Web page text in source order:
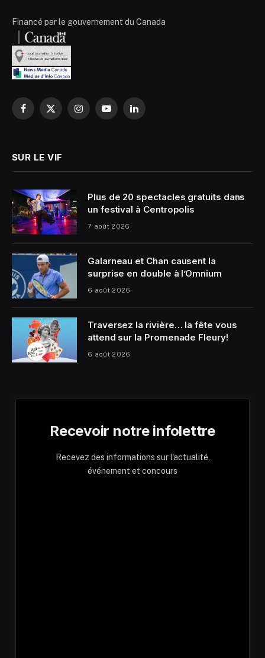
Financé par le gouvernement du Canada
Facebook
X
InstagramYouTubeLinkedIn
SUR LE VIF
Plus de 20 spectacles gratuits dans
un festival à Centropolis
7 août 2026
Galarneau et Chan causent la
surprise en double à l’Omnium
6 août 2026
Traversez la rivière… la fête vous
attend sur la Promenade Fleury!
6 août 2026
Recevoir notre infolettre
Recevez des informations sur l'actualité,
événement et concours